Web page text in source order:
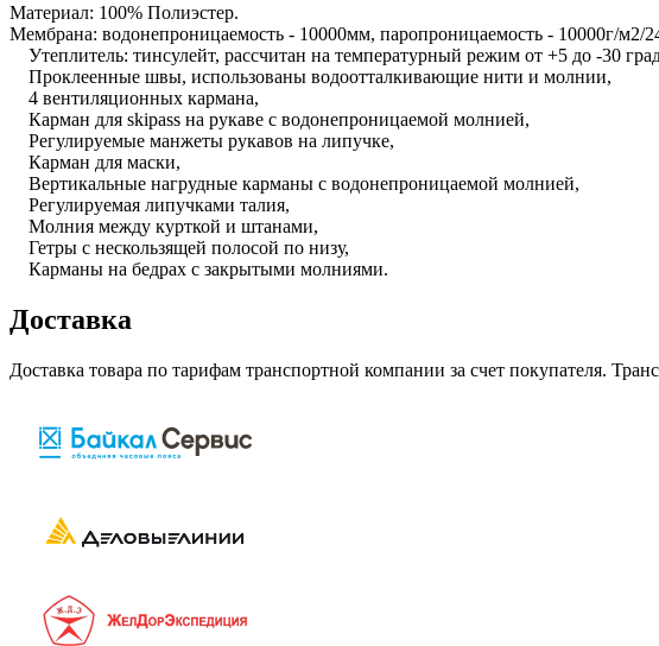
Материал: 100% Полиэстер.
Мембрана: водонепроницаемость - 10000мм, паропроницаемость - 10000г/м2/
Утеплитель: тинсулейт, рассчитан на температурный режим от +5 до -30
Проклеенные швы, использованы водоотталкивающие нити и молнии,
4 вентиляционных кармана,
Карман для skipass на рукаве с водонепроницаемой молнией,
Регулируемые манжеты рукавов на липучке,
Карман для маски,
Вертикальные нагрудные карманы с водонепроницаемой молнией,
Регулируемая липучками талия,
Молния между курткой и штанами,
Гетры с нескользящей полосой по низу,
Карманы на бедрах с закрытыми молниями.
Доставка
Доставка товара по тарифам транспортной компании за счет покупателя.